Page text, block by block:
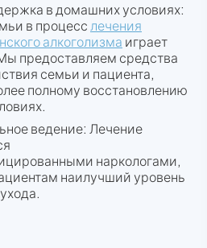
в домашних условиях:
в процесс лечения
алкоголизма играет
предоставляем средства
семьи и пациента,
полному восстановлению
ведение: Лечение
наркологами,
наилучший уровень